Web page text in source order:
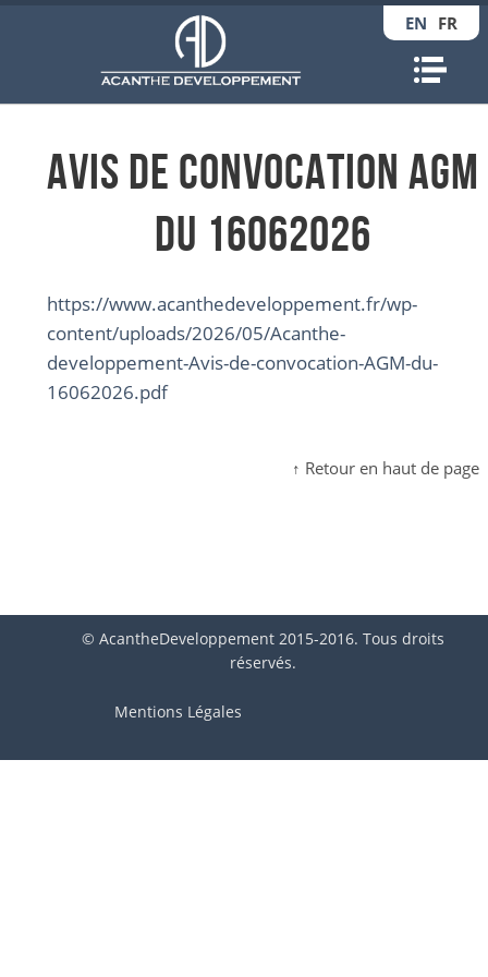
EN FR
Avis de convocation AGM
du 16062026
https://www.acanthedeveloppement.fr/wp-
content/uploads/2026/05/Acanthe-
developpement-Avis-de-convocation-AGM-du-
16062026.pdf
↑ Retour en haut de page
© AcantheDeveloppement 2015-2016. Tous droits
réservés.
Mentions Légales